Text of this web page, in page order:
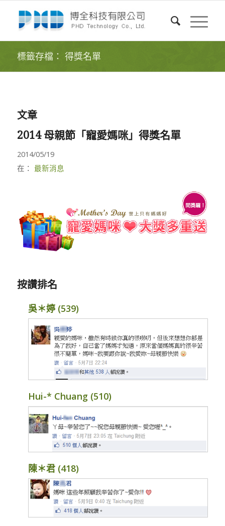
標籤存檔： 得獎名單
文章
2014 母親節「寵愛媽咪」得獎名單
2014/05/19
在： 最新消息
按讚排名
吳＊婷 (539)
Hui-* Chuang (510)
陳＊君 (418)